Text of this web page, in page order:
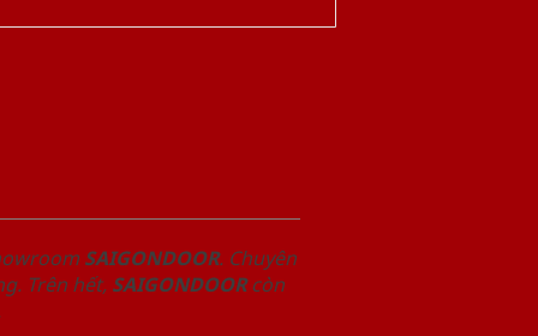
SAIGONDOOR. Chuyên
Trên hết, SAIGONDOORcòn